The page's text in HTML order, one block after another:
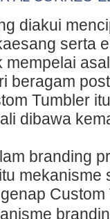
diakui
serta
mempelai
beragam
Tumbler
dibawа
branding
mekanisme